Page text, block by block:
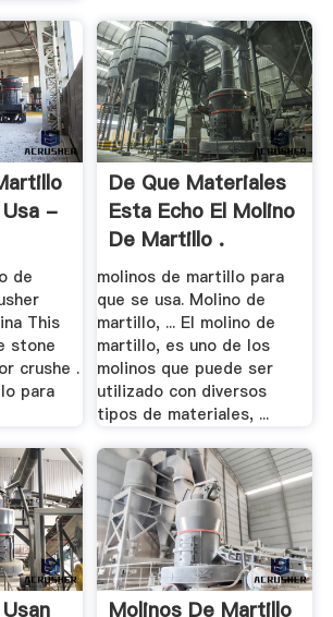
Usa -
de
This
stone
crushe .
para
De Que Materiales
Esta Echo El Molino
De Martillo .
molinos de martillo para
que se usa. Molino de
martillo, ... El molino de
martillo, es uno de los
molinos que puede ser
utilizado con diversos
tipos de materiales, ...
Molinos De Martillo